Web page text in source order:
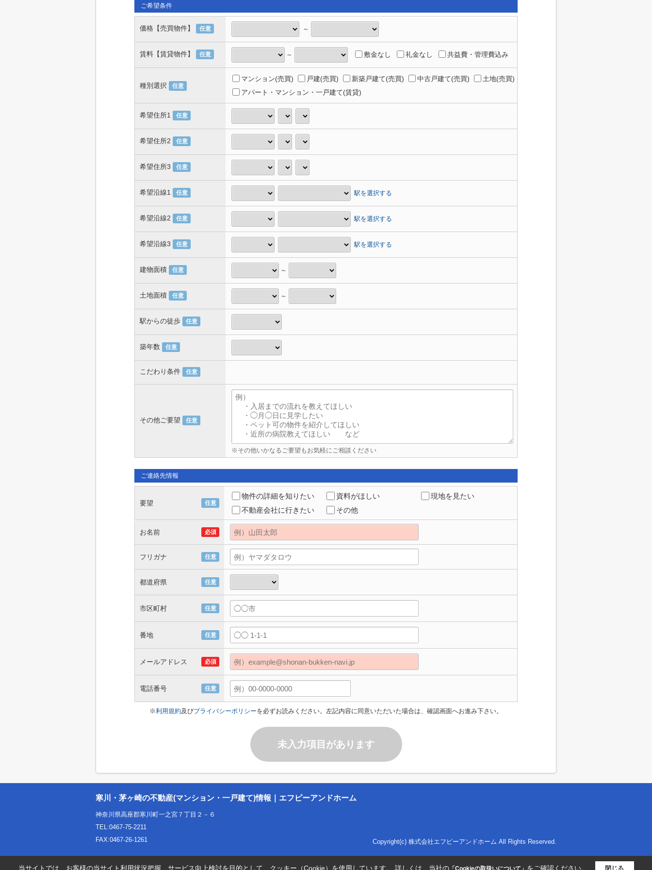
ご希望条件
価格【売買物件】 任意 ～
賃料【賃貸物件】 任意 ～ 敷金なし 礼金なし 共益費・管理費込み
種別選択 任意
マンション(売買) 戸建(売買) 新築戸建て(売買) 中古戸建て(売買)
土地(売買)
アパート・マンション・一戸建て(賃貸)
希望住所1 任意
希望住所2 任意
希望住所3 任意
希望沿線1 任意 駅を選択する
希望沿線2 任意 駅を選択する
希望沿線3 任意 駅を選択する
建物面積 任意 ～
土地面積 任意 ～
駅からの徒歩 任意
築年数 任意
こだわり条件 任意
その他ご要望 任意
※その他いかなるご要望もお気軽にご相談ください
ご連絡先情報
要望 任意
物件の詳細を知りたい 資料がほしい
現地を見たい
不動産会社に行きたい
その他
お名前 必須
フリガナ 任意
都道府県 任意
市区町村 任意
番地 任意
メールアドレス 必須
電話番号 任意
※利用規約及びプライバシーポリシーを必ずお読みください。左記内容に同意いただいた場合は、確認画面へお進み下さい。
未入力項目があります
寒川・茅ヶ崎の不動産(マンション・一戸建て)情報｜エフピーアンドホーム
神奈川県高座郡寒川町一之宮７丁目２－６
TEL:0467-75-2211
FAX:0467-26-1261
Copyright(c) 株式会社エフピーアンドホーム All Rights Reserved.
当サイトでは、お客様の当サイト利用状況把握、サービス向上検討を目的として、クッキー（Cookie）を使用しています。 詳しくは、当社の「Cookieの取扱いについて」 をご確認ください。 閉じる